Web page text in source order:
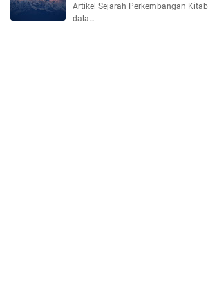
Artikel Sejarah Perkembangan
dala…